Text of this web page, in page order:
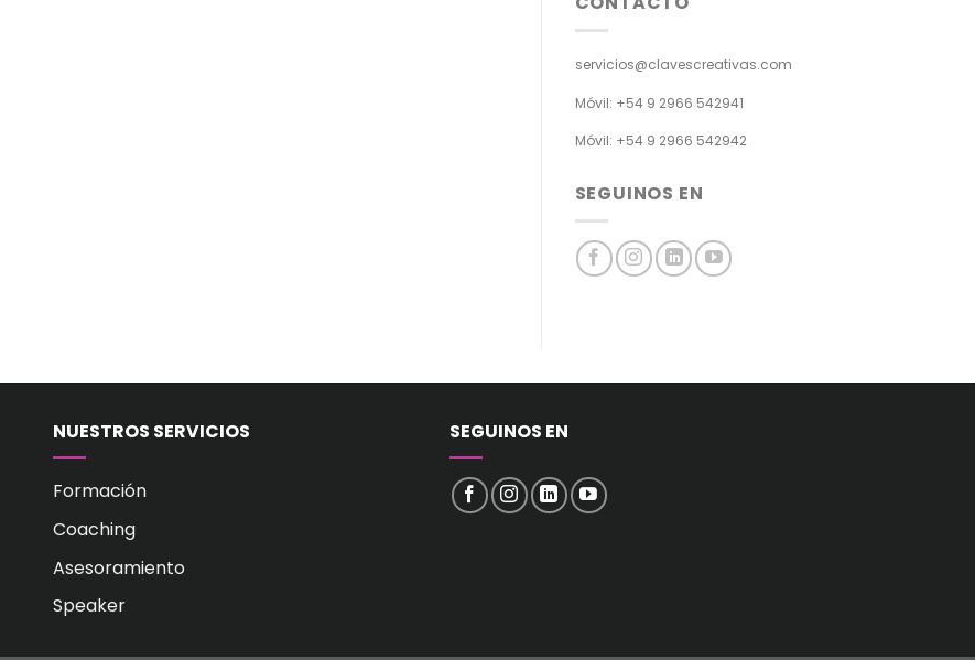
servicios@clavescreativas.com
Móvil: +54 9 2966 542941
Móvil: +54 9 2966 542942
SEGUINOS EN
NUESTROS SERVICIOS
Formación
Coaching
Asesoramiento
Speaker
SEGUINOS EN